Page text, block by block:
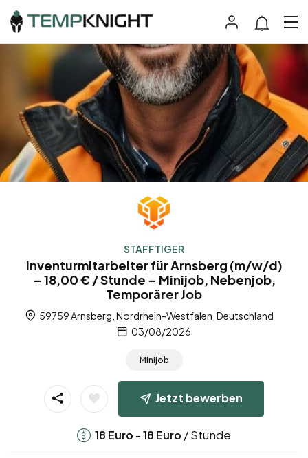
STAFFTIGER
Inventurmitarbeiter für Arnsberg (m/w/d)
– 18,00 € / Stunde – Minijob, Nebenjob,
Temporärer Job
59759 Arnsberg, Nordrhein-Westfalen, Deutschland
03/08/2026
Minijob
Jetzt bewerben
18 Euro -18 Euro / Stunde